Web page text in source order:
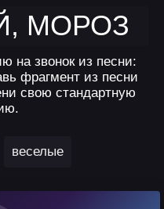
МОРОЗ
на звонок из песни:
фрагмент из песни
свою стандартную
веселые